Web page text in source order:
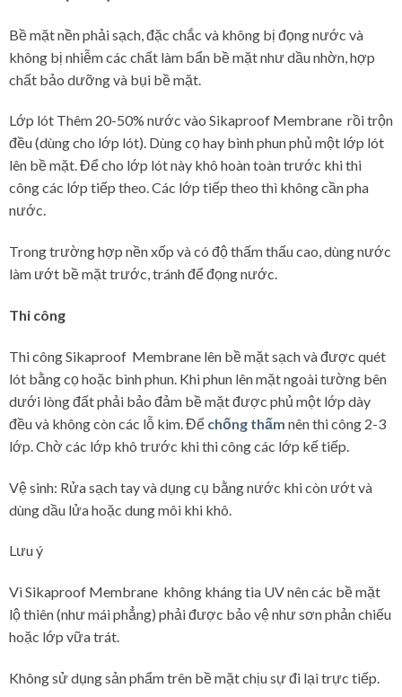
Bề mặt nền phải sạch, đặc chắc và không bị đọng nước và
không bị nhiễm các chất làm bẩn bề mặt như dầu nhờn, hợp
chất bảo dưỡng và bụi bề mặt.
Lớp lót Thêm 20-50% nước vào Sikaproof Membrane rồi trộn
đều (dùng cho lớp lót). Dùng cọ hay bình phun phủ một lớp lót
lên bề mặt. Để cho lớp lót này khô hoàn toàn trước khi thi
công các lớp tiếp theo. Các lớp tiếp theo thì không cần pha
nước.
Trong trường hợp nền xốp và có độ thấm thấu cao, dùng nước
làm ướt bề mặt trước, tránh để đọng nước.
Thi công
Thi công Sikaproof Membrane lên bề mặt sạch và được quét
lót bằng cọ hoặc bình phun. Khi phun lên mặt ngoài tường bên
dưới lòng đất phải bảo đảm bề mặt được phủ một lớp dày
đều và không còn các lỗ kim. Để chống thấm nên thi công 2-3
lớp. Chờ các lớp khô trước khi thi công các lớp kế tiếp.
Vệ sinh: Rửa sạch tay và dụng cụ bằng nước khi còn ướt và
dùng dầu lửa hoặc dung môi khi khô.
Lưu ý
Vì Sikaproof Membrane không kháng tia UV nên các bề mặt
lộ thiên (như mái phẳng) phải được bảo vệ như sơn phản chiếu
hoặc lớp vữa trát.
Không sử dụng sản phẩm trên bề mặt chịu sự đi lại trực tiếp.